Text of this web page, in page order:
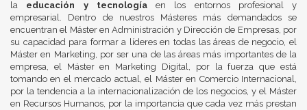
la educación y tecnologíaen los entornos profesional y
empresarial. Dentro de nuestros Másteres más demandados se
encuentran el Máster en Administración y Dirección de Empresas, por
su capacidad para formar a líderes en todas las áreas de negocio, el
Máster en Marketing, por ser una de las áreas más importantes de la
empresa, el Máster en Marketing Digital, por la fuerza que está
tomando en el mercado actual, el Máster en Comercio Internacional,
por la tendencia a la internacionalización de los negocios, y el Máster
en Recursos Humanos, por la importancia que cada vez más prestan